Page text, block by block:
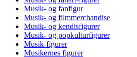
Musik- og fanfigur
Musik- og filmmerchandise
Musik- og kendisfigurer
Musik- og popkulturfigurer
Musik-figurer
Musikernes figurer